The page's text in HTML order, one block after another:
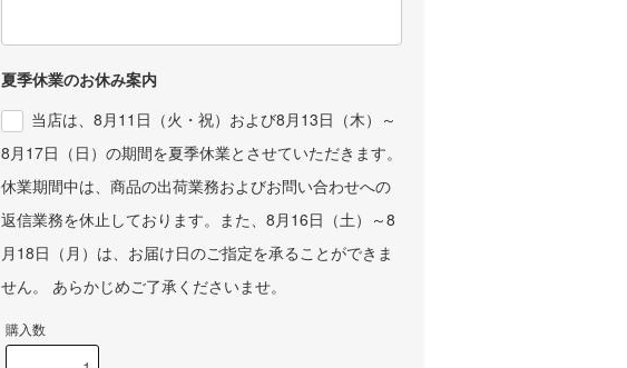
夏季休業のお休み案内
当店は、8月11日（火・祝）および8月13日（木）～
8月17日（日）の期間を夏季休業とさせていただきます。
休業期間中は、商品の出荷業務およびお問い合わせへの
返信業務を休止しております。また、8月16日（土）～8
月18日（月）は、お届け日のご指定を承ることができま
せん。 あらかじめご了承くださいませ。
購入数